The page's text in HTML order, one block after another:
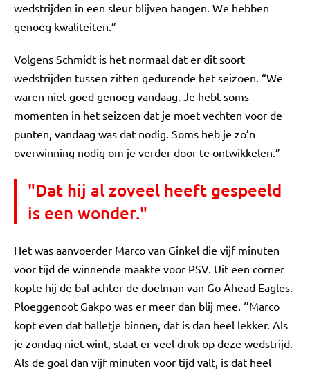
wedstrijden in een sleur blijven hangen. We hebben
genoeg kwaliteiten.”
Volgens Schmidt is het normaal dat er dit soort
wedstrijden tussen zitten gedurende het seizoen. “We
waren niet goed genoeg vandaag. Je hebt soms
momenten in het seizoen dat je moet vechten voor de
punten, vandaag was dat nodig. Soms heb je zo’n
overwinning nodig om je verder door te ontwikkelen.”
"Dat hij al zoveel heeft gespeeld
is een wonder."
Het was aanvoerder Marco van Ginkel die vijf minuten
voor tijd de winnende maakte voor PSV. Uit een corner
kopte hij de bal achter de doelman van Go Ahead Eagles.
Ploeggenoot Gakpo was er meer dan blij mee. ‘’Marco
kopt even dat balletje binnen, dat is dan heel lekker. Als
je zondag niet wint, staat er veel druk op deze wedstrijd.
Als de goal dan vijf minuten voor tijd valt, is dat heel